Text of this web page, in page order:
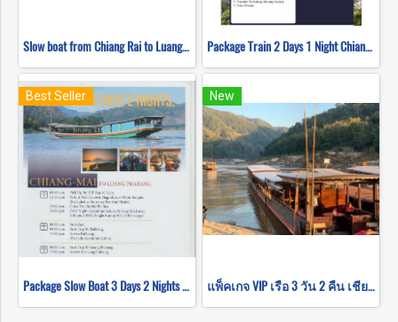
Slow boat from Chiang Rai to Luang Prabang 2 Days 1 Night Package Train 2 Days 1 Night Chiang Mai to Luang Prabang
Best Seller
Package Slow Boat 3 Days 2 Nights Chiang Mai to Luang Prabang
New
แพ็คเกจ VIP เรือ 3 วัน 2 คืน เชียงใหม่ถึงหลวงพระบาง